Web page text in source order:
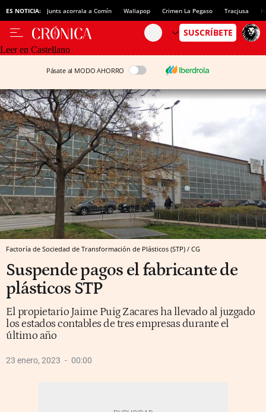
ES NOTICIA: Junts acorrala a Comín Wallapop Crimen La Pegaso Tracjusa
Leer en Castellano
Pásate al MODO AHORRO
Factoría de Sociedad de Transformación de Plásticos (STP) / CG
Suspende pagos el fabricante de
plásticos STP
El propietario Jaime Puig Zacares ha llevado al juzgado
los estados contables de tres empresas durante el
último año
23 enero, 2023 00:00